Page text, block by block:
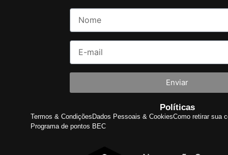
Enviar
Políticas
Termos & Condições Dados Pessoais & CookiesComo retirar sua
Programa de pontos BEC